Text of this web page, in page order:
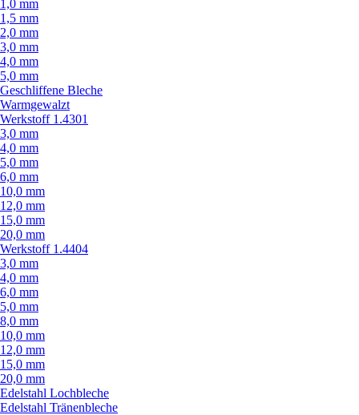
1,0 mm
1,5 mm
2,0 mm
3,0 mm
4,0 mm
5,0 mm
Geschliffene Bleche
Warmgewalzt
Werkstoff 1.4301
3,0 mm
4,0 mm
5,0 mm
6,0 mm
10,0 mm
12,0 mm
15,0 mm
20,0 mm
Werkstoff 1.4404
3,0 mm
4,0 mm
6,0 mm
5,0 mm
8,0 mm
10,0 mm
12,0 mm
15,0 mm
20,0 mm
Edelstahl Lochbleche
Edelstahl Tränenbleche